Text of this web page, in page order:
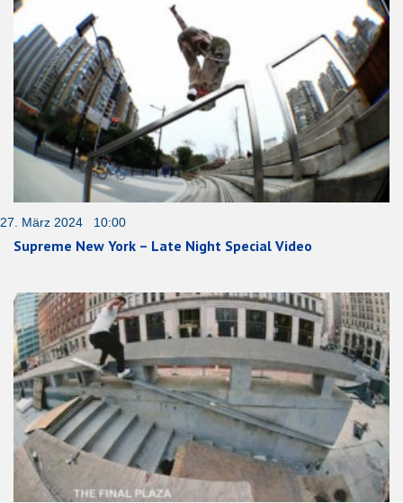
27. März 2024 10:00
Supreme New York – Late Night Special Video